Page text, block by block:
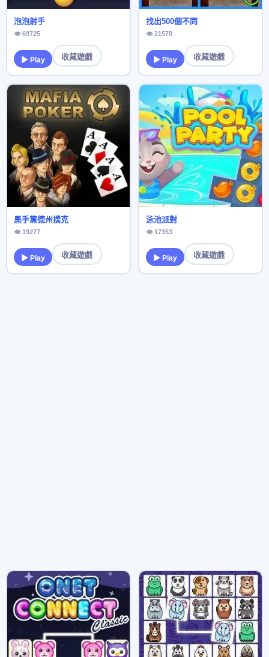
泡泡射手
👁 69725
▶ Play 收藏遊戲
找出500個不同
👁 21578
▶ Play 收藏遊戲
黑手黨德州撲克
👁 19277
▶ Play 收藏遊戲
泳池派對
👁 17353
▶ Play 收藏遊戲